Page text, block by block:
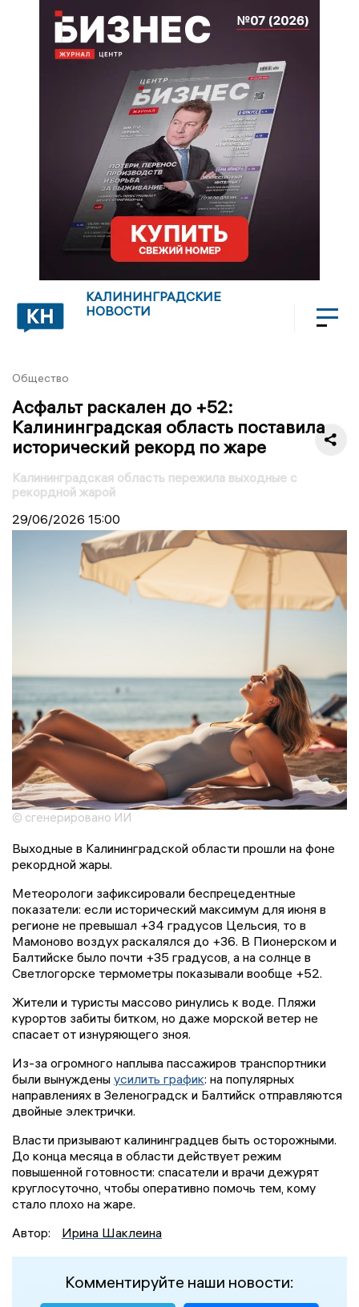
КАЛИНИНГРАДСКИЕ
НОВОСТИ
Общество
Асфальт раскален до +52:
Калининградская область поставила
исторический рекорд по жаре
Калининградская область пережила выходные с
рекордной жарой
29/06/2026 15:00
© сгенерировано ИИ
Выходные в Калининградской области прошли на фоне
рекордной жары.
Метеорологи зафиксировали беспрецедентные
показатели: если исторический максимум для июня в
регионе не превышал +34 градусов Цельсия, то в
Мамоново воздух раскалялся до +36. В Пионерском и
Балтийске было почти +35 градусов, а на солнце в
Светлогорске термометры показывали вообще +52.
Жители и туристы массово ринулись к воде. Пляжи
курортов забиты битком, но даже морской ветер не
спасает от изнуряющего зноя.
Из-за огромного наплыва пассажиров транспортники
были вынуждены усилить график: на популярных
направлениях в Зеленоградск и Балтийск отправляются
двойные электрички.
Власти призывают калининградцев быть осторожными.
До конца месяца в области действует режим
повышенной готовности: спасатели и врачи дежурят
круглосуточно, чтобы оперативно помочь тем, кому
стало плохо на жаре.
Автор:
Ирина Шаклеина
Комментируйте наши новости: